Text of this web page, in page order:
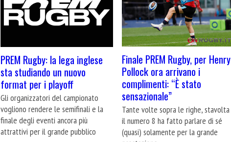
PREM Rugby: la lega inglese
sta studiando un nuovo
format per i playoff
Gli organizzatori del campionato
vogliono rendere le semifinali e la
finale degli eventi ancora più
attrattivi per il grande pubblico
Finale PREM Rugby, per Henry
Pollock ora arrivano i
complimenti: “È stato
sensazionale”
Tante volte sopra le righe, stavolta
il numero 8 ha fatto parlare di sé
(quasi) solamente per la grande